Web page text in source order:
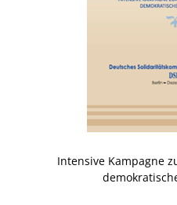
Intensive Kampagne